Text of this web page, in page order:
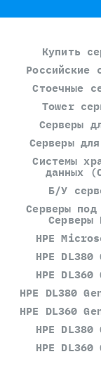
Купить
Российские
Стоечные
Tower
Серверы
Серверы
Системы
данных
Б/У
Серверы под
Серверы
HPE
HPE DL380
HPE DL360
HPE DL380
HPE DL360
HPE DL380
HPE DL360